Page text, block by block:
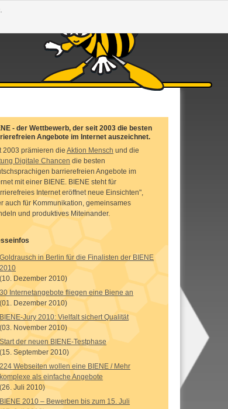
- der Wettbewerb, der seit 2003 die besten
Angebote im Internet auszeichnet.
2003 prämieren dieAktion Mensch und die
Digitale Chancen die besten
barrierefreien Angebote im
mit einer BIENE. BIENE steht für
Internet eröffnet neue Einsichten",
auch für Kommunikation, gemeinsames
und produktives Miteinander.
Goldrausch in Berlin für die Finalisten der BIENE
2010
(10. Dezember 2010)
30 Internetangebote fliegen eine Biene an
(01. Dezember 2010)
BIENE-Jury 2010: Vielfalt sichert Qualität
(03. November 2010)
Start der neuen BIENE-Testphase
(15. September 2010)
224 Webseiten wollen eine BIENE / Mehr
komplexe als einfache Angebote
(26. Juli 2010)
BIENE 2010 – Bewerben bis zum 15. Juli